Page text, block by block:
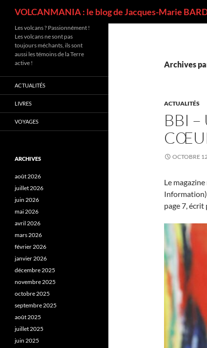
VOLCANMANIA : le blog de Jacques-Marie
Archives
ACTUALITÉS
BBI –
OCTOBRE
Le
page 7, écrit
Les volcans ? Passionnément !
Les volcans ne sont pas
toujours méchants, ils sont
aussi les témoins de la Terre
active !
ACTUALITÉS
LIVRES
VOYAGES
ARCHIVES
août 2026
juillet 2026
juin 2026
mai 2026
avril 2026
mars 2026
février 2026
janvier 2026
décembre 2025
novembre 2025
octobre 2025
septembre 2025
août 2025
juillet 2025
juin 2025